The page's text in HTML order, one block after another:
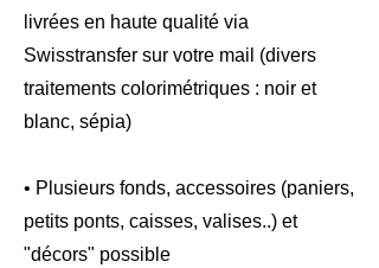
livrées en haute qualité via
Swisstransfer sur votre mail (divers
traitements colorimétriques : noir et
blanc, sépia)
• Plusieurs fonds, accessoires (paniers,
petits ponts, caisses, valises..) et
"décors" possible